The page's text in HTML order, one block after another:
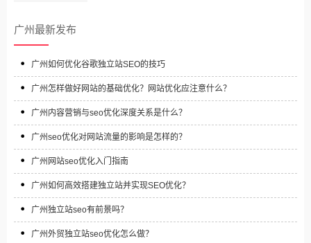
广州最新发布
广州如何优化谷歌独立站SEO的技巧‌
广州怎样做好网站的基础优化？网站优化应注意什么？
广州内容营销与seo优化深度关系是什么？
广州seo优化对网站流量的影响是怎样的？
广州网站seo优化入门指南
广州如何高效搭建独立站并实现SEO优化？
广州独立站seo有前景吗？
广州外贸独立站seo优化怎么做？